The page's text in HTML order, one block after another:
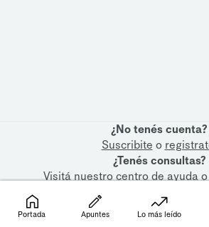
¿No tenés cuenta?
Suscribite o
¿Tenés consultas?
Visitá nuestrocentro de ayuda
Portada Apuntes Lo más leído